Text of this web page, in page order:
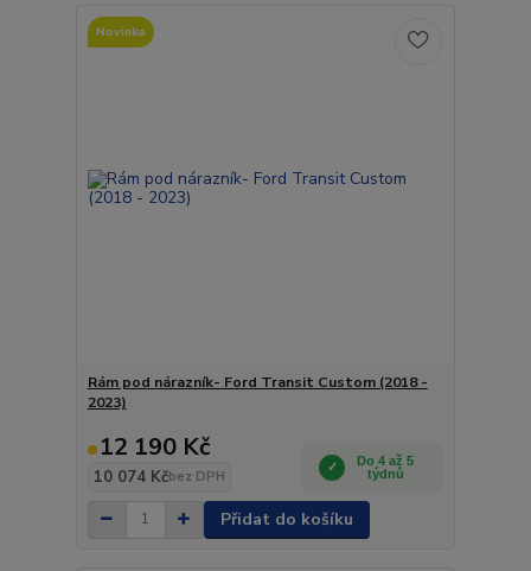
Novinka
Rám pod nárazník- Ford Transit Custom (2018 -
2023)
12 190 Kč
10 074 Kčbez DPH
Do 4 až 5
týdnů
Přidat do košíku